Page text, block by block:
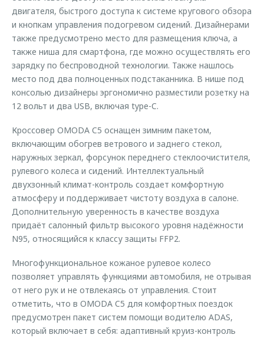
двигателя, быстрого доступа к системе кругового обзора
и кнопкам управления подогревом сидений. Дизайнерами
также предусмотрено место для размещения ключа, а
также ниша для смартфона, где можно осуществлять его
зарядку по беспроводной технологии. Также нашлось
место под два полноценных подстаканника. В нише под
консолью дизайнеры эргономично разместили розетку на
12 вольт и два USB, включая type-C.
Кроссовер OMODA C5 оснащен зимним пакетом,
включающим обогрев ветрового и заднего стекол,
наружных зеркал, форсунок переднего стеклоочистителя,
рулевого колеса и сидений. Интеллектуальный
двухзонный климат-контроль создает комфортную
атмосферу и поддерживает чистоту воздуха в салоне.
Дополнительную уверенность в качестве воздуха
придаёт салонный фильтр высокого уровня надёжности
N95, относящийся к классу защиты FFP2.
Многофункциональное кожаное рулевое колесо
позволяет управлять функциями автомобиля, не отрывая
от него рук и не отвлекаясь от управления. Стоит
отметить, что в OMODA C5 для комфортных поездок
предусмотрен пакет систем помощи водителю ADAS,
который включает в себя: адаптивный круиз-контроль